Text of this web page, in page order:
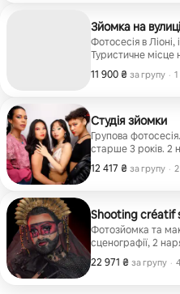
Зйомка на вулиці
Фотосесія в
Туристичне місце
у форматі HD
11 900 ₴ за групу
11 900 ₴ за групу
, ·
Студія зйомки
Групова
старше 3 років. 2
оброблених у
12 417 ₴ за групу
12 417 ₴ за групу
, ·
Shooting créatif
Фотозйомка та
сценографії, 2
форматі HD, та 1
22 971 ₴ за групу
22 971 ₴ за групу
, ·